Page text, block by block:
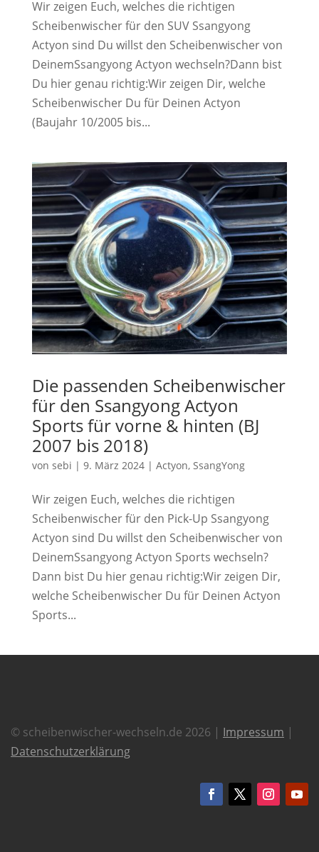
Wir zeigen Euch, welches die richtigen
Scheibenwischer für den SUV Ssangyong
Actyon sind Du willst den Scheibenwischer von
DeinemSsangyong Actyon wechseln?Dann bist
Du hier genau richtig:Wir zeigen Dir, welche
Scheibenwischer Du für Deinen Actyon
(Baujahr 10/2005 bis...
Die passenden Scheibenwischer
für den Ssangyong Actyon
Sports für vorne & hinten (BJ
2007 bis 2018)
von sebi | 9. März 2024| Actyon, SsangYong
Wir zeigen Euch, welches die richtigen
Scheibenwischer für den Pick-Up Ssangyong
Actyon sind Du willst den Scheibenwischer von
DeinemSsangyong Actyon Sports wechseln?
Dann bist Du hier genau richtig:Wir zeigen Dir,
welche Scheibenwischer Du für Deinen Actyon
Sports...
© scheibenwischer-wechseln.de 2026 | Impressum |
Datenschutzerklärung